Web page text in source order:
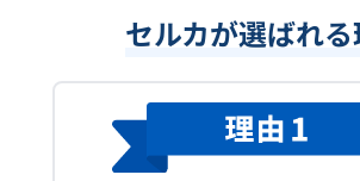
セルカが選ばれる